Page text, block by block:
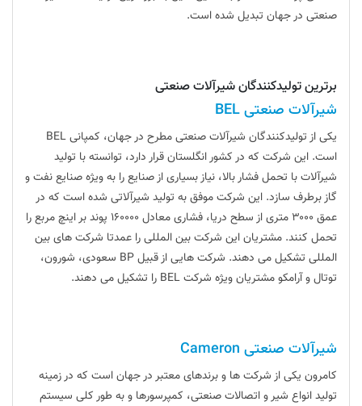
صنعتی در جهان تبدیل شده است.
برترین تولیدکنندگان شیرآلات صنعتی
شیرآلات صنعتی BEL
یکی از تولیدکنندگان شیرآلات صنعتی مطرح در جهان، کمپانی BEL
است. این شرکت که در کشور انگلستان قرار دارد، توانسته با تولید
شیرآلات با تحمل فشار بالا، نیاز بسیاری از صنایع را به ویژه صنایع نفت و
گاز برطرف سازد. این شرکت موفق به تولید شیرآلاتی شده است که در
عمق ۳۰۰۰ متری از سطح دریا، فشاری معادل ۱۶۰۰۰۰ پوند بر اینچ مربع را
تحمل کنند. مشتریان این شرکت بین المللی را عمدتا شرکت های بین
المللی تشکیل می دهند. شرکت هایی از قبیل BP سعودی، شورون،
توتال و آرامکو مشتریان ویژه شرکت BEL را تشکیل می دهند.
شیرآلات صنعتی Cameron
کامرون یکی از شرکت ها و برندهای معتبر در جهان است که در زمینه
تولید انواع شیر و اتصالات صنعتی، کمپرسورها و به طور کلی سیستم